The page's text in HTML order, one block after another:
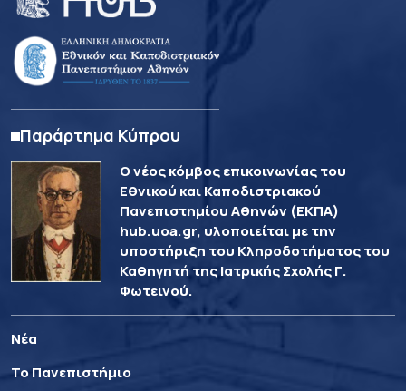
Παράρτημα Κύπρου
Ο νέος κόμβος επικοινωνίας του
Εθνικού και Καποδιστριακού
Πανεπιστημίου Αθηνών (ΕΚΠΑ)
hub.uoa.gr, υλοποιείται με την
υποστήριξη του Κληροδοτήματος του
Καθηγητή της Ιατρικής Σχολής Γ.
Φωτεινού.
Νέα
Το Πανεπιστήμιο